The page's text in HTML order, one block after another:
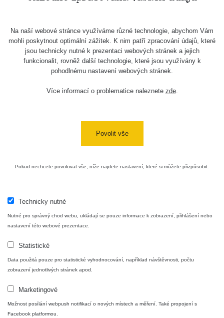
facebook stránka:https://www.facebook.com/ZhavaMista
facebook diskusní skupina:
https://www.facebook.com/groups/zhavamista
twitter:https://twitter.com/ZhavaMista/
discord:https://discord.gg/EKavNtPR4x
Studnice
Kontakt
Na naší webové stránce využíváme různé technologie, abychom Vám
mohli poskytnout optimální zážitek. K nim patří zpracování údajů, které
jsou technicky nutné k prezentaci webových stránek a jejich
funkcionalit, rovněž další technologie, které jsou využívány k
pohodlnému nastavení webových stránek.
Více informací o problematice naleznete zde.
Povolit vše
Pokud nechcete povolovat vše, níže najdete nastavení, které si můžete přizpůsobit.
Technicky nutné
Nutné pro správný chod webu, ukládají se pouze informace k zobrazení, přihlášení nebo
nastavení této webové prezentace.
Statistické
Data použitá pouze pro statistické vyhodnocování, například návštěvnosti, počtu
zobrazení jednotlivých stránek apod.
Marketingové
Možnost posílání webpush notifikací o nových místech a měření. Také propojení s
Facebook platformou.